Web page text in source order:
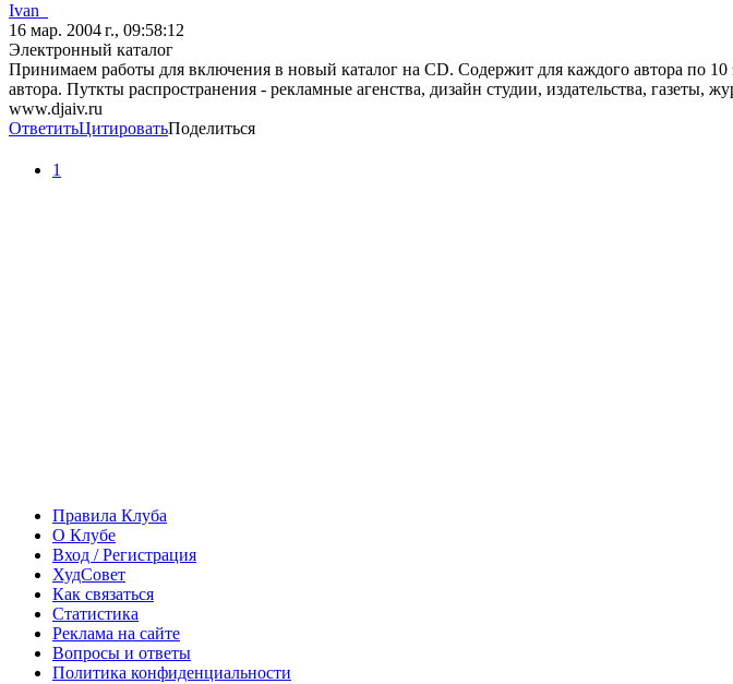
Ivan_
16 мар. 2004 г., 09:58:12
Электронный каталог
Принимаем работы для включения в новый каталог на CD. Содержит для каждого автора по
автора. Путкты распространения - рекламные агенства, дизайн студии, издательства,
www.djaiv.ru
ОтветитьЦитироватьПоделиться
1
Правила Клуба
О Клубе
Вход / Регистрация
ХудСовет
Как связаться
Статистика
Реклама на сайте
Вопросы и ответы
Политика конфиденциальности